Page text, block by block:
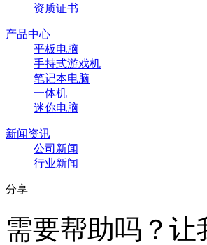
资质证书
产品中心
平板电脑
手持式游戏机
笔记本电脑
一体机
迷你电脑
新闻资讯
公司新闻
行业新闻
分享
需要帮助吗？让